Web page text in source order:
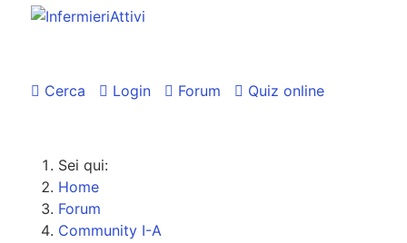
Cerca Login Forum Quiz online
Sei qui:
Home
Forum
Community I-A